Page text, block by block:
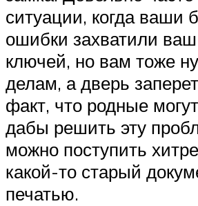
ситуации, когда ваши
ошибки захватили
ключей, но вам тоже
делам, а дверь
факт, что родные
дабы решить эту
можно поступить
какой-то старый
печатью.